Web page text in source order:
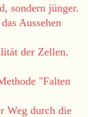
sondern jünger.
Aussehen
der Zellen.
"Falten
Weg durch die